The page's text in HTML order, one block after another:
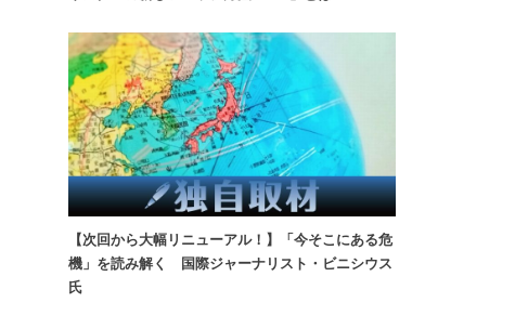
【次回から大幅リニューアル！】「今そこにある危
機」を読み解く 国際ジャーナリスト・ビニシウス
氏